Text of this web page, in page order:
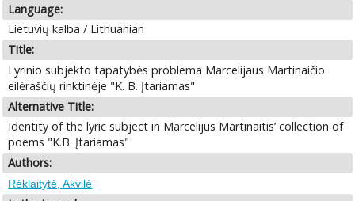
Language:
Lietuvių kalba / Lithuanian
Title:
Lyrinio subjekto tapatybės problema Marcelijaus Martinaičio
eilėraščių rinktinėje "K. B. Įtariamas"
Alternative Title:
Identity of the lyric subject in Marcelijus Martinaitis’ collection of
poems "K.B. Įtariamas"
Authors:
Rėklaitytė, Akvilė